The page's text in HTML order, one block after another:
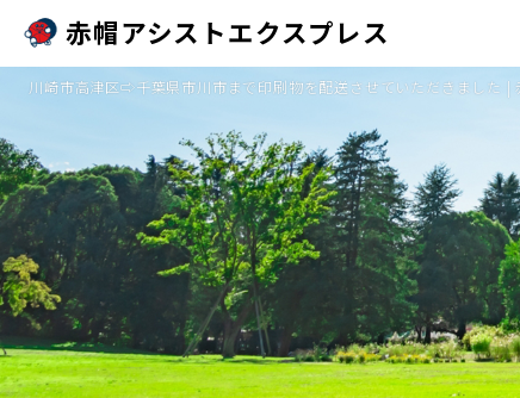
赤帽アシストエクスプレス
川崎市高津区⇨千葉県市川市まで印刷物を配送させていただきました |